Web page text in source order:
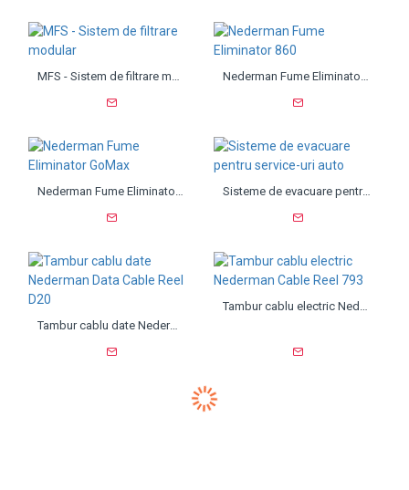
MFS - Sistem de filtrare modular Nederman Fume Eliminator 860
Nederman Fume Eliminator GoMax Sisteme de evacuare pentru service-uri auto
Tambur cablu date Nederman Data Cable Reel D20
Tambur cablu electric Nederman Cable Reel 793